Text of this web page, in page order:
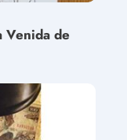
Venida de